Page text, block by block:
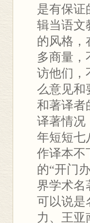
是有保证
辑当语文
的风格，
多商量，
访他们，
么意见和
和著译者
译著情况
年短短七
作译本不
的“开门
界学术名
可以说是
力、王亚